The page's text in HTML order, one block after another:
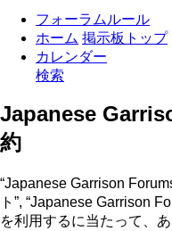
フォーラムルール
ホーム 掲示板トップ
カレンダー
検索
Japanese
約
“Japanese Garrison
ト”, “Japanese Garrison
を利用するに当たって、